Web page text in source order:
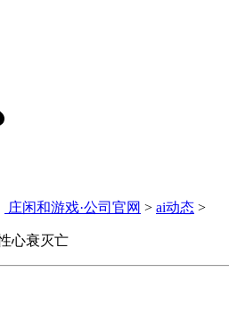
庄闲和游戏·公司官网 > ai动态 >
心衰灭亡